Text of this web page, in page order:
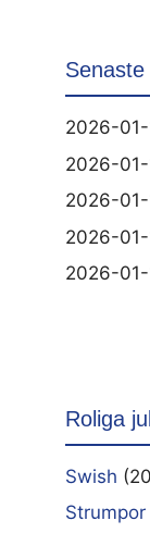
2026-
2026-
2026-
2026-
2026-
Roliga
Swish
Strumpor